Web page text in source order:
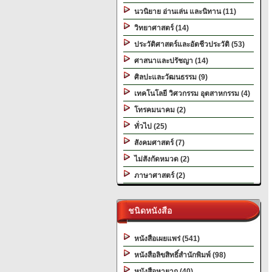
นวนิยาย อ่านเล่น และนิทาน (11)
วิทยาศาสตร์ (14)
ประวัติศาสตร์และอัตชีวประวัติ (53)
ศาสนาและปรัชญา (14)
ศิลปะและวัฒนธรรม (9)
เทคโนโลยี วิศวกรรม อุตสาหกรรม (4)
โทรคมนาคม (2)
ทั่วไป (25)
สังคมศาสตร์ (7)
ไม่สังกัดหมวด (2)
ภาษาศาสตร์ (2)
ชนิดหนังสือ
หนังสือเผยแพร่ (541)
หนังสือลิขสิทธิ์สำนักพิมพ์ (98)